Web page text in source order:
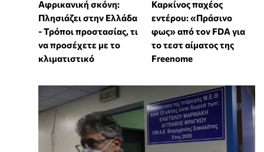
Αφρικανική σκόνη:
Πλησιάζει στην Ελλάδα
- Τρόποι προστασίας, τι
να προσέχετε με το
κλιματιστικό
Καρκίνος παχέος
εντέρου: «Πράσινο
φως» από τον FDA για
το τεστ αίματος της
Freenome